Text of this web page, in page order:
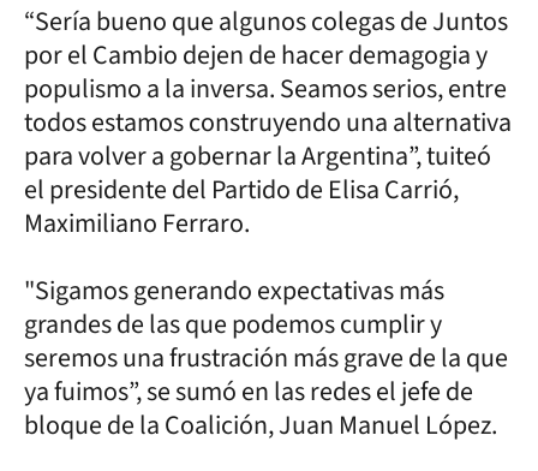
“Sería bueno que algunos colegas de Juntos
por el Cambio dejen de hacer demagogia y
populismo a la inversa. Seamos serios, entre
todos estamos construyendo una alternativa
para volver a gobernar la Argentina”, tuiteó
el presidente del Partido de Elisa Carrió,
Maximiliano Ferraro.
"Sigamos generando expectativas más
grandes de las que podemos cumplir y
seremos una frustración más grave de la que
ya fuimos”, se sumó en las redes el jefe de
bloque de la Coalición, Juan Manuel López.